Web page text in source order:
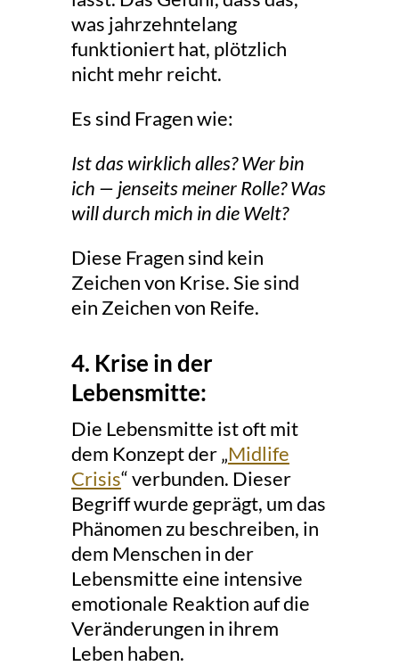
was jahrzehntelang
funktioniert hat, plötzlich
nicht mehr reicht.
Es sind Fragen wie:
Ist das wirklich alles?Wer bin
ich — jenseits meiner Rolle?Was
will durch mich in die Welt?
Diese Fragen sind kein
Zeichen von Krise. Sie sind
ein Zeichen von Reife.
4. Krise in der
Lebensmitte:
Die Lebensmitte ist oft mit
dem Konzept der „Midlife
Crisis“ verbunden. Dieser
Begriff wurde geprägt, um das
Phänomen zu beschreiben, in
dem Menschen in der
Lebensmitte eine intensive
emotionale Reaktion auf die
Veränderungen in ihrem
Leben haben.